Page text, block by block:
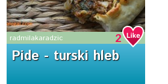
radmilakaradzic 2
Pide - turski hleb